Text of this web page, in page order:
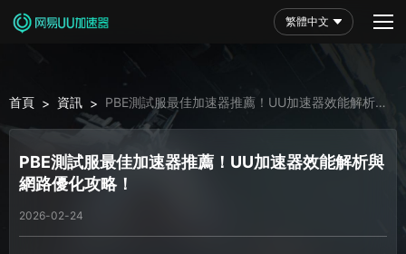
繁體中文
首頁 > 資訊 > PBE測試服最佳加速器推薦！UU加速器效能解析與
網路優化攻略！
PBE測試服最佳加速器推薦！UU加速器效能解析與
網路優化攻略！
2026-02-24